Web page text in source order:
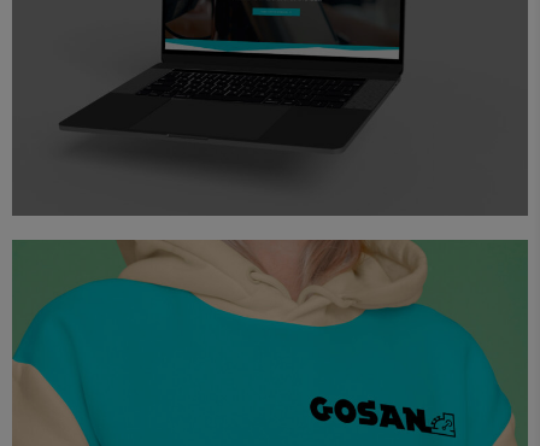
Diseño Proyectos
Gosan Web
Papelería Proyectos
Gosan Branding